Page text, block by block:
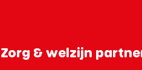
Zorg & welzijn